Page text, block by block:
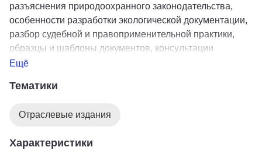
разъяснения природоохранного законодательства,
особенности разработки экологической документации,
разбор судебной и правоприменительной практики,
образцы и шаблоны документов, консультации
экспертов, обзор технологий и оборудования. Бонусы
на мероприятия.
Ещё
Тематики
Отраслевые издания
Характеристики